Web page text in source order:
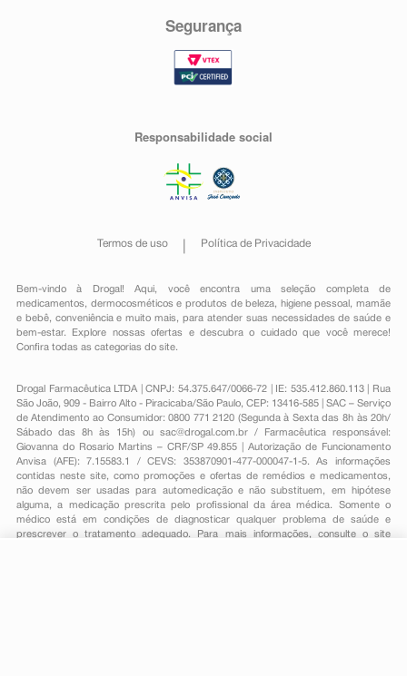
Segurança
Responsabilidade social
Termos de uso Política de Privacidade
Bem-vindo à Drogal! Aqui, você encontra uma seleção completa de
medicamentos , dermocosméticos e produtos de beleza, higiene pessoal ,mamãe
e bebê, conveniênciae muito mais, para atender suas necessidades de saúde e
bem-estar. Explore nossas ofertas e descubra o cuidado que você merece!
Confira todas as categorias do site.
Drogal Farmacêutica LTDA | CNPJ: 54.375.647/0066-72 | IE: 535.412.860.113 | Rua
São João, 909 - Bairro Alto - Piracicaba/São Paulo, CEP: 13416-585 | SAC – Serviço
de Atendimento ao Consumidor: 0800 771 2120 (Segunda à Sexta das 8h às 20h/
Sábado das 8h às 15h) ou sac@drogal.com.br/ Farmacêutica responsável:
Giovanna do Rosario Martins – CRF/SP 49.855 | Autorização de Funcionamento
Anvisa (AFE): 7.15583.1 / CEVS: 353870901-477-000047-1-5. As informações
contidas neste site, como promoções e ofertas de remédios e medicamentos,
não devem ser usadas para automedicação e não substituem, em hipótese
alguma, a medicação prescrita pelo profissional da área médica. Somente o
médico está em condições de diagnosticar qualquer problema de saúde e
prescrever o tratamento adequado. Para mais informações, consulte o site